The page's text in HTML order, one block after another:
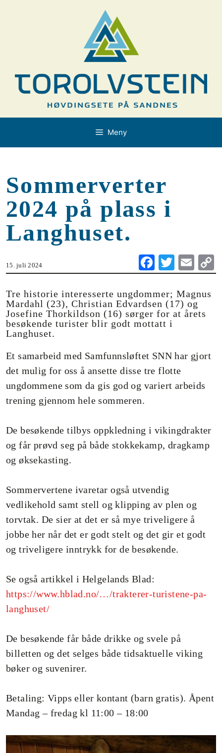
Meny
Sommerverter
2024 på plass i
Langhuset.
15. juli 2024
Fa
ce
bo
ok
T
wi
tte
r
E
m
ail
Tre historie interesserte ungdommer; Magnus
Mardahl (23), Christian Edvardsen (17) og
Josefine Thorkildson (16) sørger for at årets
besøkende turister blir godt mottatt i
Langhuset.
Et samarbeid med Samfunnsløftet SNN har gjort
det mulig for oss å ansette disse tre flotte
ungdommene som da gis god og variert arbeids
trening gjennom hele sommeren.
De besøkende tilbys oppkledning i vikingdrakter
og får prøvd seg på både stokkekamp, dragkamp
og øksekasting.
Sommervertene ivaretar også utvendig
vedlikehold samt stell og klipping av plen og
torvtak. De sier at det er så mye triveligere å
jobbe her når det er godt stelt og det gir et godt
og triveligere inntrykk for de besøkende.
Se også artikkel i Helgelands Blad:
https://www.hblad.no/…/trakterer-turistene-pa-
langhuset/
De besøkende får både drikke og svele på
billetten og det selges både tidsaktuelle viking
bøker og suvenirer.
Betaling: Vipps eller kontant (barn gratis). Åpent
Mandag – fredag kl 11:00 – 18:00